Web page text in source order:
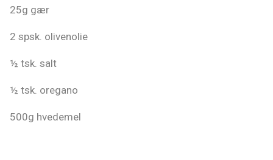
25g gær
2 spsk. olivenolie
½ tsk. salt
½ tsk. oregano
500g hvedemel